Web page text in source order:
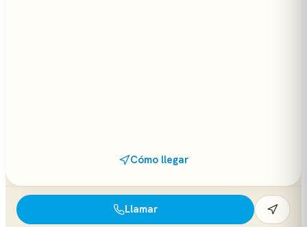
Cómo llegar
Llamar